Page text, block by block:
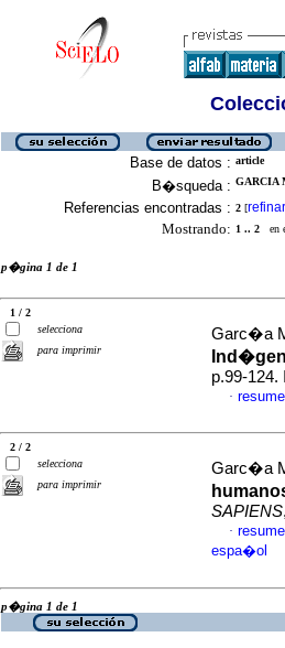
Base de datos : article
B�squeda : GARCIA
Referencias encontradas : 2 [refinar
Mostrando: 1 .. 2 en
p�gina 1 de 1
1 / 2
selecciona
para imprimir
Garc�a
p.99-124.
·
2 / 2
selecciona
para imprimir
Garc�a
SAPIENS
·
espa�ol
p�gina 1 de 1